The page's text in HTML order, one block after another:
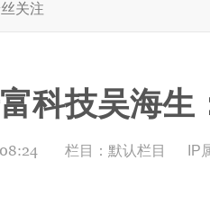
关注
科技吴海生
栏目： 默认栏目 IP